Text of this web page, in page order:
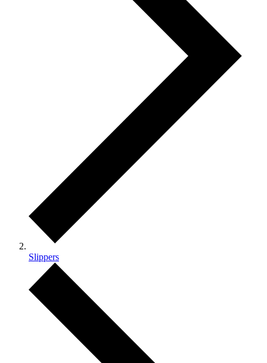
Slippers